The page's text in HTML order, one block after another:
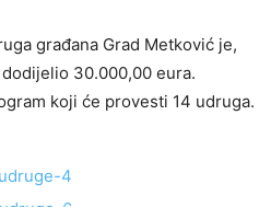
građana Grad Metković je,
30.000,00 eura.
koji će provesti 14 udruga.